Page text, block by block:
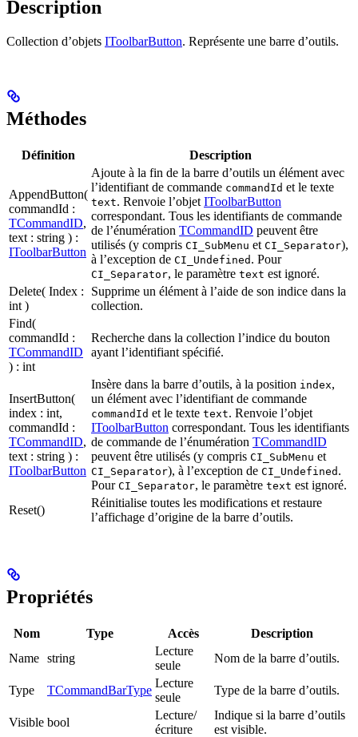
Description
Collection d’objets IToolbarButton. Représente une barre d’outils.
Méthodes
Définition Description
AppendButton(
commandId :
TCommandID,
text : string ) :
IToolbarButton
Ajoute à la fin de la barre d’outils un élément avec
l’identifiant de commande commandId et le texte
text. Renvoie l’objet IToolbarButton
correspondant. Tous les identifiants de commande
de l’énumération TCommandID peuvent être
utilisés (y compris CI_SubMenu et CI_Separator),
à l’exception de CI_Undefined . Pour
CI_Separator, le paramètre text est ignoré.
Delete( Index :
int )
Supprime un élément à l’aide de son indice dans la
collection.
Find(
commandId :
TCommandID
) : int
Recherche dans la collection l’indice du bouton
ayant l’identifiant spécifié.
InsertButton(
index : int,
commandId :
TCommandID,
text : string ) :
IToolbarButton
Insère dans la barre d’outils, à la position index,
un élément avec l’identifiant de commande
commandId et le texte text. Renvoie l’objet
IToolbarButton correspondant. Tous les identifiants
de commande de l’énumération TCommandID
peuvent être utilisés (y compris CI_SubMenu et
CI_Separator), à l’exception de CI_Undefined .
Pour CI_Separator, le paramètre text est ignoré.
Reset()
Réinitialise toutes les modifications et restaure
l’affichage d’origine de la barre d’outils.
Propriétés
Nom Type Accès
Description
Name string
Lecture
seule
Nom de la barre d’outils.
Type TCommandBarType
Lecture
seule
Type de la barre d’outils.
Visible bool
Lecture/
écriture
Indique si la barre d’outils
est visible.